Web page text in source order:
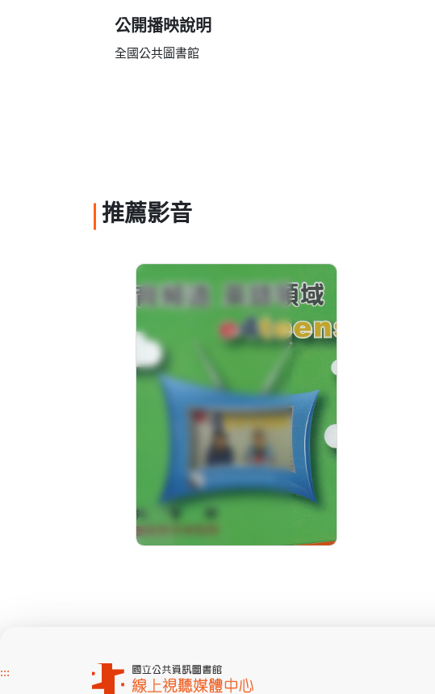
公開播映說明
全國公共圖書館
推薦影音
教育頻道：英語領域
e4teens(II)－
《Occupations》
分級: 普遍級
片長: 28 min
發音: 華語
發行: 2017-03
導演: 國家教育研究院
:::